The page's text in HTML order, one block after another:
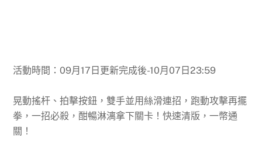
活動時間：09月17日更新完成後-10月07日23:59
晃動搖杆、拍擊按鈕，雙手並用絲滑連招，跑動攻擊再擺
拳，一招必殺，酣暢淋漓拿下關卡！快速清版，一幣通
關！